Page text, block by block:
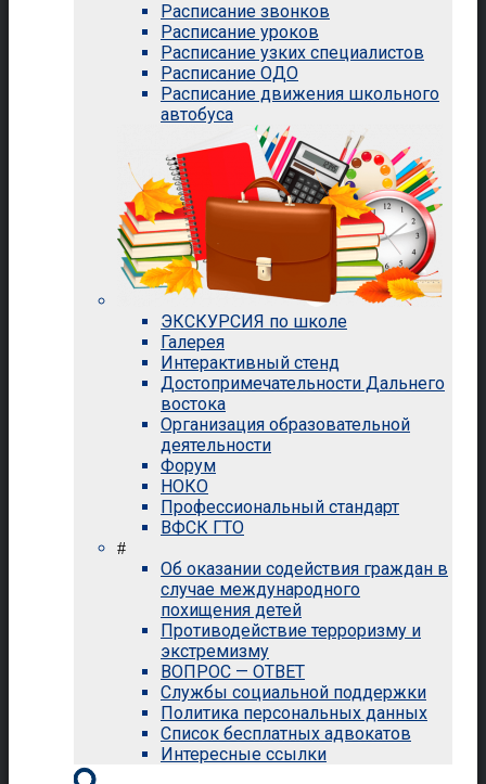
Расписание звонков
Расписание уроков
Расписание узких специалистов
Расписание ОДО
Расписание движения школьного
автобуса
ЭКСКУРСИЯ по школе
Галерея
Интерактивный стенд
Достопримечательности Дальнего
востока
Организация образовательной
деятельности
Форум
НОКО
Профессиональный стандарт
ВФСК ГТО
#
Об оказании содействия граждан в
случае международного
похищения детей
Противодействие терроризму и
экстремизму
ВОПРОС — ОТВЕТ
Службы социальной поддержки
Политика персональных данных
Список бесплатных адвокатов
Интересные ссылки